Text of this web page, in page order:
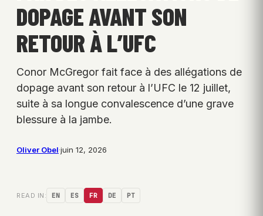
DOPAGE AVANT SON
RETOUR À L’UFC
Conor McGregor fait face à des allégations de
dopage avant son retour à l’UFC le 12 juillet,
suite à sa longue convalescence d’une grave
blessure à la jambe.
Oliver Obel·juin 12, 2026
READ IN: EN ES FR DE PT